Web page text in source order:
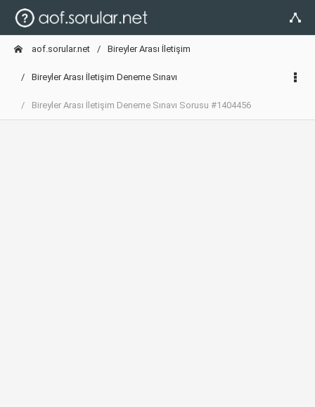
aof.sorular.net Bireyler Arası İletişim
Bireyler Arası İletişim Deneme Sınavı
Bireyler Arası İletişim Deneme Sınavı Sorusu #1404456